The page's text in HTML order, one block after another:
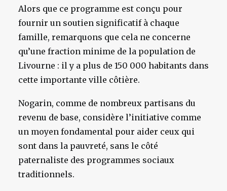
Alors que ce programme est conçu pour
fournir un soutien significatif à chaque
famille, remarquons que cela ne concerne
qu’une fraction minime de la population de
Livourne : il y a plus de 150 000 habitants dans
cette importante ville côtière.
Nogarin, comme de nombreux partisans du
revenu de base, considère l’initiative comme
un moyen fondamental pour aider ceux qui
sont dans la pauvreté, sans le côté
paternaliste des programmes sociaux
traditionnels.